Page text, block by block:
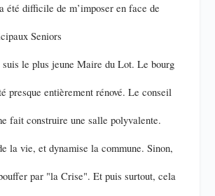
été difficile de m’imposer en face de
Seniors
suis le plus jeune Maire du Lot. Le bourg
presque entièrement rénové. Le conseil
fait construire une salle polyvalente.
la vie, et dynamise la commune. Sinon,
par "la Crise". Et puis surtout, cela